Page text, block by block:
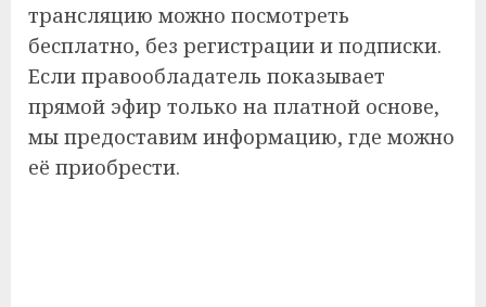
трансляцию можно посмотреть
бесплатно, без регистрации и подписки.
Если правообладатель показывает
прямой эфир только на платной основе,
мы предоставим информацию, где можно
её приобрести.